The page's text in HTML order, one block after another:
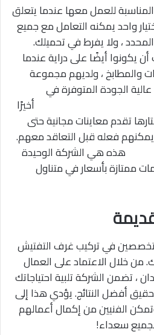
للعمل معها عندما يتعلق
واحد يمكنه التعامل مع جميع
، ولا يفرط في تحميلك.
على دراية عندما
والمطابخ ، ولديهم مجموعة
الجودة المتوفرة في
والدولية. أخيرًا
تقدم معاينات مجانية حتى
فعله قبل التعاقد معهم.
الوحيدة
ممتازة بأسعار في متناول
في تركيب غرف التفتيش
من خلال الاعتماد على العمال
، تضمن الشركة تلبية احتياجاتك
أفضل النتائج. يؤدي هذا إلى
الفنيين من إكمال أعمالهم
سعداء!